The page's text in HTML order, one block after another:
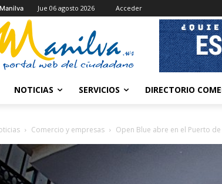
Manilva Jue 06 agosto 2026 Acceder
NOTICIAS SERVICIOS DIRECTORIO
Comercio y empresas Open Blue abre en el Puerto